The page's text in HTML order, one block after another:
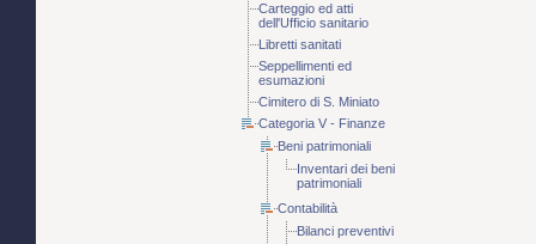
Carteggio ed atti
dell'Ufficio sanitario
Libretti sanitati
Seppellimenti ed
esumazioni
Cimitero di S. Miniato
Categoria V - Finanze
Beni patrimoniali
Inventari dei beni
patrimoniali
Contabilità
Bilanci preventivi